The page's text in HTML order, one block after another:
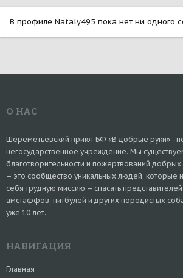
В профиле Nataly495 пока нет ни одного
О НАС
Шереметьевский приют БФ «В добрые руки» -
негосударственное учреждение. Мы
благотворительности и пожертвований
– это сообщество уникальных людей, которые
себя трудную миссию – спасать
амстаффов, питбулей и других породистых
уже 10 лет.
НАВИГАЦИЯ
Главная